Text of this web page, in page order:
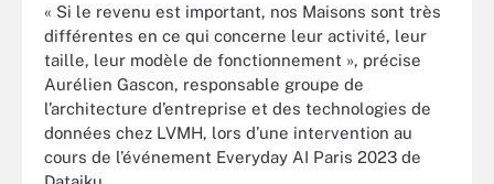
« Si le revenu est important, nos Maisons sont très
différentes en ce qui concerne leur activité, leur
taille, leur modèle de fonctionnement », précise
Aurélien Gascon, responsable groupe de
l’architecture d’entreprise et des technologies de
données chez LVMH, lors d’une intervention au
cours de l’événement Everyday AI Paris 2023 de